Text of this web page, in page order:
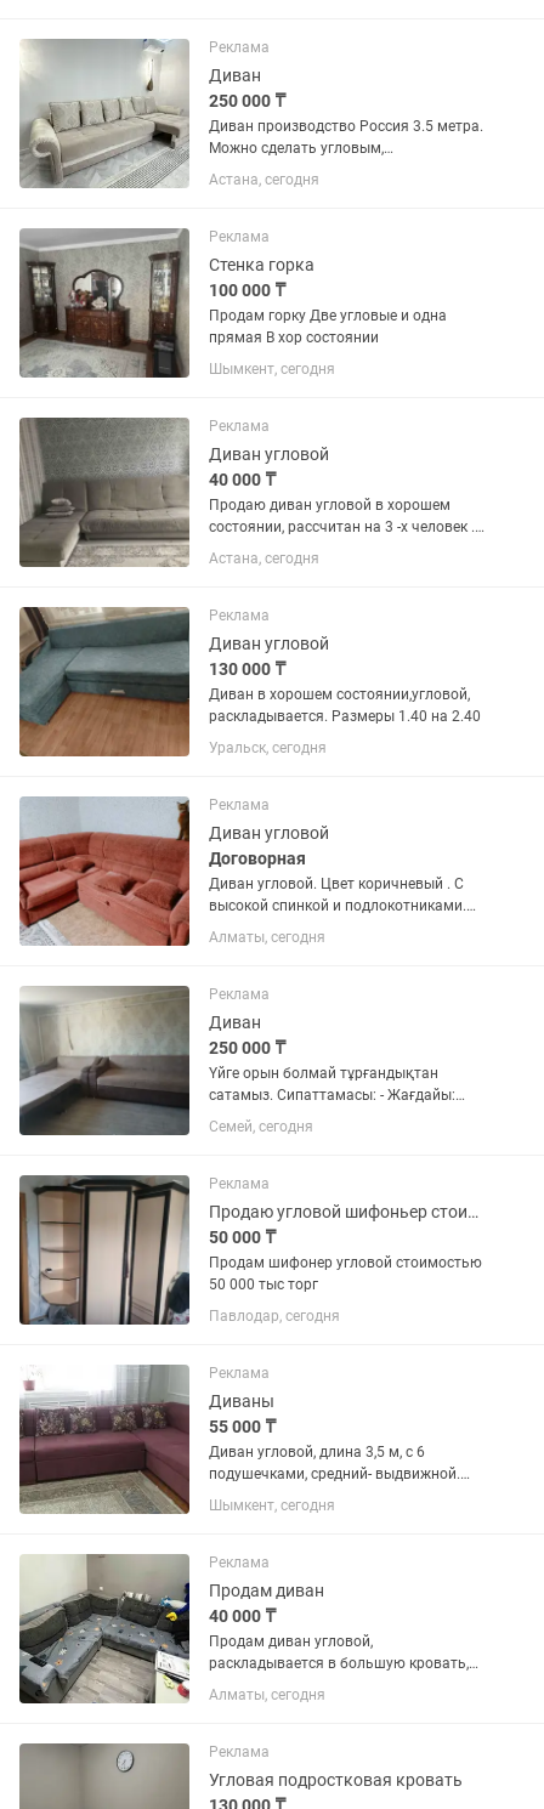
Реклама
Диван
250 000 ₸
Диван производство Россия 3.5 метра.
Можно сделать угловым,
превращается в большую кровать В
отличном состоянии, пользовались
Астана, сегодня
Реклама
Стенка горка
100 000 ₸
Продам горку Две угловые и одна
прямая В хор состоянии
Шымкент, сегодня
Реклама
Диван угловой
40 000 ₸
Продаю диван угловой в хорошем
состоянии, рассчитан на 3 -х человек .
Диван - длина 200 см , ширина 140 см ,
Угловая часть - длина 190 см, ширина
от дивана ( как...
Астана, сегодня
Реклама
Диван угловой
130 000 ₸
Диван в хорошем состоянии,угловой,
раскладывается. Размеры 1.40 на 2.40
Уральск, сегодня
Реклама
Диван угловой
Договорная
Диван угловой. Цвет коричневый . С
высокой спинкой и подлокотниками.
Раздвижной. Разбирается на 3 части.
1,5 спальный. На двоих человек.
Алматы, сегодня
Реклама
Диван
250 000 ₸
Үйге орын болмай тұрғандықтан
сатамыз. Сипаттамасы: - Жағдайы:
Жақсы, таза, ақауы жоқ - Механизмі:
Жазылады, 2 адамдық кереует болады
Материалы: Антивандалды мата,...
Семей, сегодня
Реклама
Продаю угловой шифоньер стоимость 50 тыс
50 000 ₸
Продам шифонер угловой стоимостью
50 000 тыс торг
Павлодар, сегодня
Реклама
Диваны
55 000 ₸
Диван угловой, длина 3,5 м, с 6
подушечками, средний- выдвижной.
Отлично подойдет для гостиной.
Продаю в связи с переездом.
Шымкент, сегодня
Реклама
Продам диван
40 000 ₸
Продам диван угловой,
раскладывается в большую кровать,
есть 2 ящика для хранения, 5 подушек
в комплекте. Требуется частичный
Маргулана-Момышулы.
Алматы, сегодня
Реклама
Угловая подростковая кровать